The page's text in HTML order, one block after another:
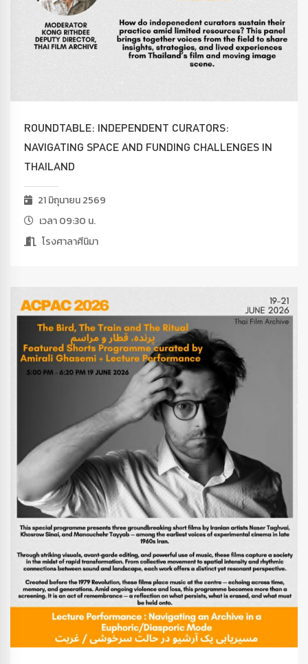
ROUNDTABLE: INDEPENDENT CURATORS:
NAVIGATING SPACE AND FUNDING CHALLENGES IN
THAILAND
21 มิถุนายน 2569
เวลา 09:30 น.
โรงศาลาศีนิมา